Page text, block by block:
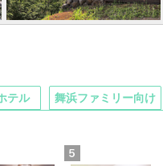
テル 舞浜ファミリー向け